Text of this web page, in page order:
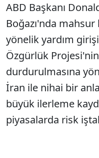
ABD Başkanı
Boğazı'nda
yönelik yardım
Özgürlük
durdurulmasına
İran ile nihai bir
büyük ilerleme
piyasalarda risk